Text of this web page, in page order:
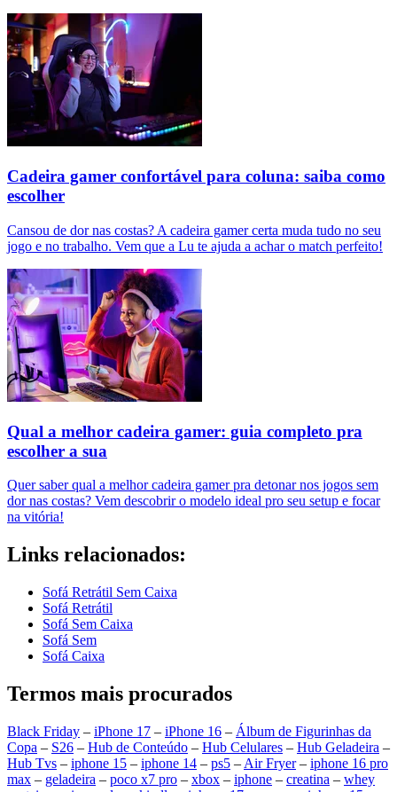
Cadeira gamer confortável para coluna: saiba como
escolher
Cansou de dor nas costas? A cadeira gamer certa muda tudo no seu
jogo e no trabalho. Vem que a Lu te ajuda a achar o match perfeito!
Qual a melhor cadeira gamer: guia completo pra
escolher a sua
Quer saber qual a melhor cadeira gamer pra detonar nos jogos sem
dor nas costas? Vem descobrir o modelo ideal pro seu setup e focar
na vitória!
Links relacionados:
Sofá Retrátil Sem Caixa
Sofá Retrátil
Sofá Sem Caixa
Sofá Sem
Sofá Caixa
Termos mais procurados
Black Friday – iPhone 17 – iPhone 16 – Álbum de Figurinhas da
Copa – S26 – Hub de Conteúdo – Hub Celulares – Hub Geladeira –
Hub Tvs – iphone 15 – iphone 14 – ps5 – Air Fryer– iphone 16 pro
max – geladeira – poco x7 pro – xbox – iphone – creatina – whey